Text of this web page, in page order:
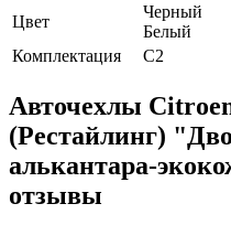
Цвет
Черный
Белый
Комплектация
C2
Авточехлы
(Рестайлинг)
алькантара-
отзывы